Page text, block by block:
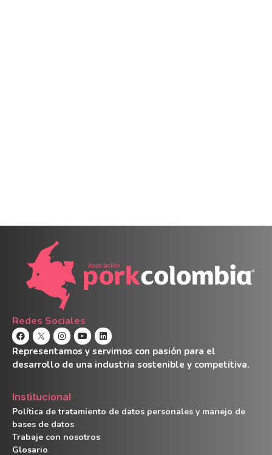
Redes Sociales
Representamos y servimos con pasión para el
desarrollo de una industria sostenible y competitiva.
Institucional
Política de tratamiento de datos personales y manejo de
bases de datos
Trabaje con nosotros
Glosario